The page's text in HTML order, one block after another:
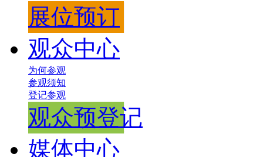
展位预订
观众中心
为何参观
参观须知
登记参观
观众预登记
媒体中心